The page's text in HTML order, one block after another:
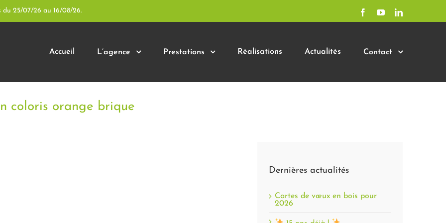
du 25/07/26 au 16/08/26. FacebookYouTubeLinkedIn
Accueil L’agence Prestations Réalisations Actualités Contact
coloris orange brique
Dernières actualités
Cartes de vœux en bois pour
2026